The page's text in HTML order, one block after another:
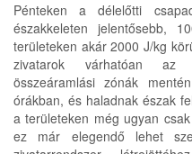
Pénteken a délelőtti
északkeleten jelentősebb,
területeken akár 2000 J/kg
zivatarok várhatóan az
összeáramlási zónák
órákban, és haladnak észak
a területeken még ugyan
ez már elegendő lehet